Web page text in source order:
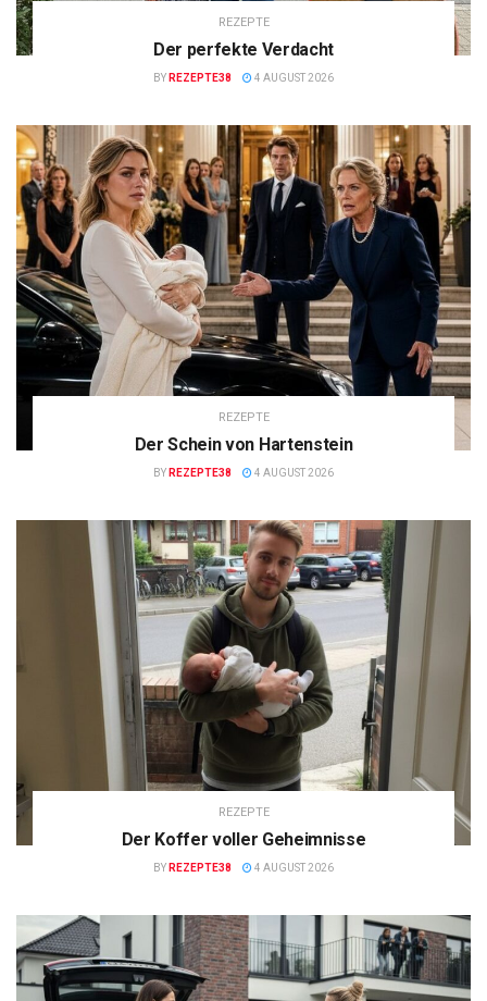
REZEPTE
Der perfekte Verdacht
BY REZEPTE38 4 AUGUST 2026
REZEPTE
Der Schein von Hartenstein
BY REZEPTE38 4 AUGUST 2026
REZEPTE
Der Koffer voller Geheimnisse
BY REZEPTE38 4 AUGUST 2026